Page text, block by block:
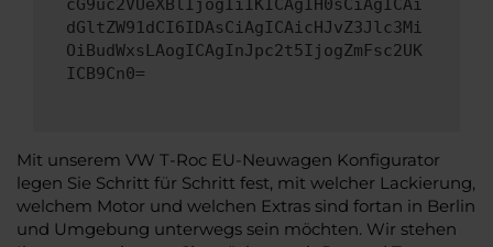
cG9uc2VUeXBlIjogIiIKICAgIH0sCiAgICAi
dGltZW91dCI6IDAsCiAgICAicHJvZ3Jlc3Mi
OiBudWxsLAogICAgInJpc2t5IjogZmFsc2UK
ICB9Cn0=
Mit unserem VW T-Roc EU-Neuwagen Konfigurator
legen Sie Schritt für Schritt fest, mit welcher Lackierung,
welchem Motor und welchen Extras sind fortan in Berlin
und Umgebung unterwegs sein möchten. Wir stehen